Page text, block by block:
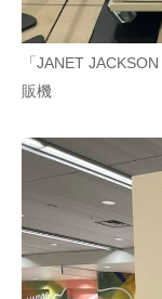
「JANET
販機